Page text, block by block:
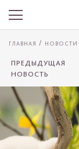
ГЛАВНАЯ НОВОСТИ
ПРЕДЫДУЩАЯ
НОВОСТЬ